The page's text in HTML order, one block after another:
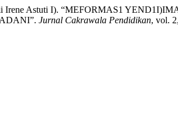
Irene Astuti I). “MEFORMAS1
Jurnal Cakrawala Pendidikan, vol.